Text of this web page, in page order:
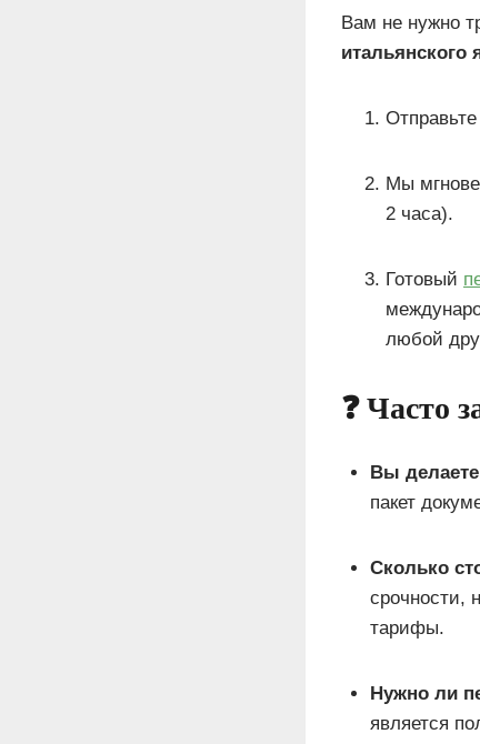
Вам не нужно
итальянского
Мы
2 часа).
Готовый
любой
❓ Часто
Вы
пакет
Сколько
срочности,
тарифы.
Нужно ли
является